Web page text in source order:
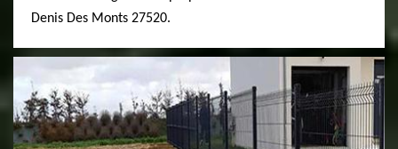
Denis Des Monts 27520.